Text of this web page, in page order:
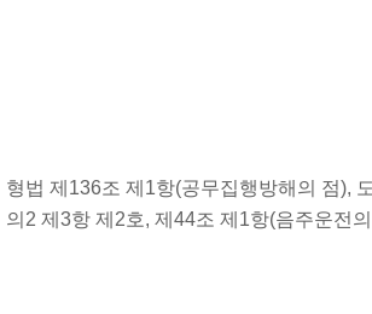
형법 제136조 제1항(공무집행방해의 점),
의2 제3항 제2호, 제44조 제1항(음주운전